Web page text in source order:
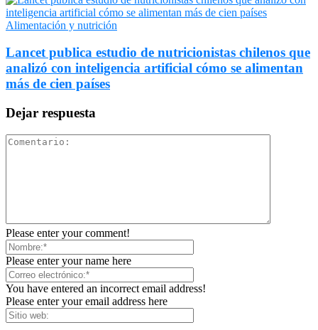
Alimentación y nutrición
Lancet publica estudio de nutricionistas chilenos que
analizó con inteligencia artificial cómo se alimentan
más de cien países
Dejar respuesta
Please enter your comment!
Please enter your name here
You have entered an incorrect email address!
Please enter your email address here